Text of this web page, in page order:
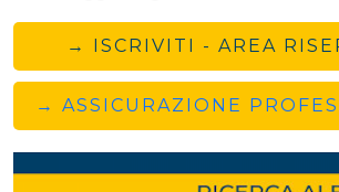
→ ISCRIVITI - AREA
→ ASSICURAZIONE